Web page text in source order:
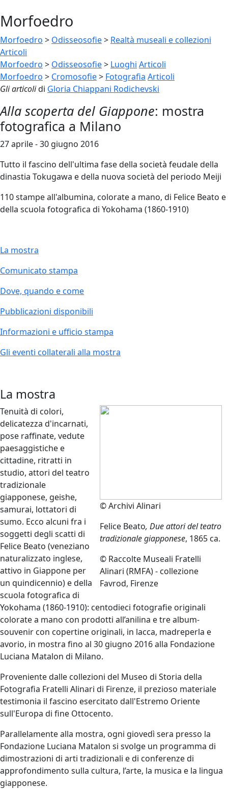
Morfoedro
Morfoedro > Odisseosofie> Realtà museali e collezioni
Articoli
Morfoedro > Odisseosofie> Luoghi Articoli
Morfoedro > Cromosofie> Fotografia Articoli
Gli articolidi Gloria Chiappani Rodichevski
Alla scoperta del Giappone: mostra
fotografica a Milano
27 aprile - 30 giugno 2016
Tutto il fascino dell'ultima fase della società feudale della
dinastia Tokugawa e della nuova società del periodo Meiji
110 stampe all'albumina, colorate a mano, di Felice Beato e
della scuola fotografica di Yokohama (1860-1910)
La mostra
Comunicato stampa
Dove, quando e come
Pubblicazioni disponibili
Informazioni e ufficio stampa
Gli eventi collaterali alla mostra
La mostra
© Archivi Alinari
Felice Beato, Due attori del teatro
tradizionale giapponese, 1865 ca.
© Raccolte Museali Fratelli
Alinari (RMFA) - collezione
Favrod, Firenze
Tenuità di colori,
delicatezza d'incarnati,
pose raffinate, vedute
paesaggistiche e
cittadine, ritratti in
studio, attori del teatro
tradizionale
giapponese, geishe,
samurai, lottatori di
sumo. Ecco alcuni fra i
soggetti degli scatti di
Felice Beato (veneziano
naturalizzato inglese,
attivo in Giappone per
un quindicennio) e della
scuola fotografica di
Yokohama (1860-1910): centodieci fotografie originali
colorate a mano con prodotti all’anilina e tre album-
souvenir con copertine originali, in lacca, madreperla e
avorio, in mostra fino al 30 giugno 2016 alla Fondazione
Luciana Matalon di Milano.
Proveniente dalle collezioni del Museo di Storia della
Fotografia Fratelli Alinari di Firenze, il prezioso materiale
testimonia il fascino esercitato dall'Estremo Oriente
sull'Europa di fine Ottocento.
Parallelamente alla mostra, ogni giovedì sera presso la
Fondazione Luciana Matalon si svolge un programma di
dimostrazioni di arti tradizionali e di conferenze di
approfondimento sulla cultura, l’arte, la musica e la lingua
giapponese.